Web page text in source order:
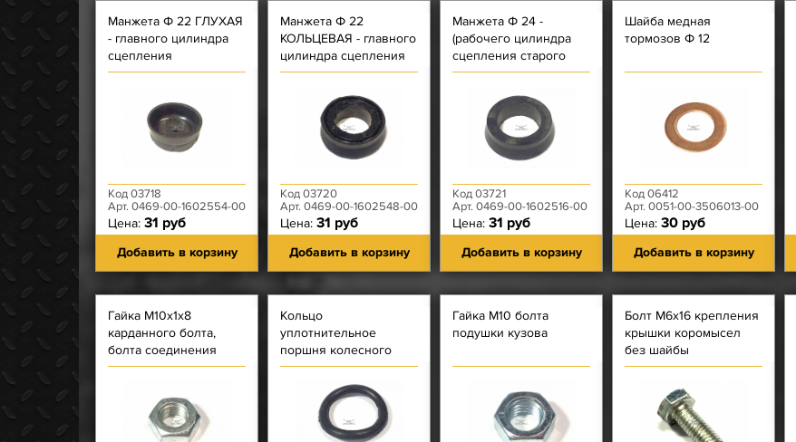
Манжета Ф 22 ГЛУХАЯ
- главного цилиндра
сцепления
Код 03718
Арт. 0469-00-1602554-00
Цена: 31 руб
Добавить в корзину
Манжета Ф 22
КОЛЬЦЕВАЯ - главного
цилиндра сцепления
Код 03720
Арт. 0469-00-1602548-00
Цена: 31 руб
Добавить в корзину
Манжета Ф 24 -
(рабочего цилиндра
сцепления старого
образца)
Код 03721
Арт. 0469-00-1602516-00
Цена: 31 руб
Добавить в корзину
Шайба медная
тормозов Ф 12
Код 06412
Арт. 0051-00-3506013-00
Цена: 30 руб
Добавить в корзину
Гайка М10х1х8
карданного болта,
болта соединения
моста
Кольцо
уплотнительное
поршня колесного
цилиндра на 28
Гайка М10 болта
подушки кузова
Болт М6х16 крепления
крышки коромысел
без шайбы